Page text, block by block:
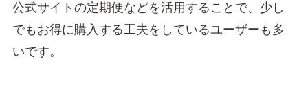
公式サイトの定期便などを活用することで、少し
でもお得に購入する工夫をしているユーザーも多
いです。